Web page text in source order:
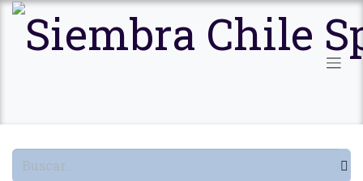
Ir al contenido